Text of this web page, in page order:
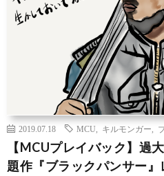
2019.07.18 MCU キルモンガー
【MCUプレイバック】過
題作『ブラックパンサー』